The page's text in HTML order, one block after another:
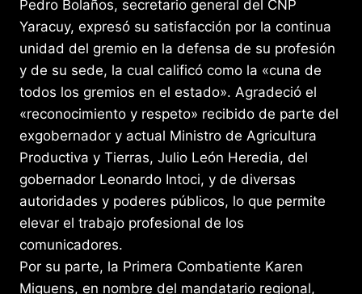
Pedro Bolaños, secretario general del CNP
Yaracuy, expresó su satisfacción por la continua
unidad del gremio en la defensa de su profesión
y de su sede, la cual calificó como la «cuna de
todos los gremios en el estado». Agradeció el
«reconocimiento y respeto» recibido de parte del
exgobernador y actual Ministro de Agricultura
Productiva y Tierras, Julio León Heredia, del
gobernador Leonardo Intoci, y de diversas
autoridades y poderes públicos, lo que permite
elevar el trabajo profesional de los
comunicadores.
Por su parte, la Primera Combatiente Karen
Miguens, en nombre del mandatario regional,